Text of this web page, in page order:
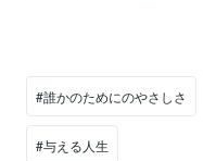
#誰かのためにのやさしさ
#与える人生